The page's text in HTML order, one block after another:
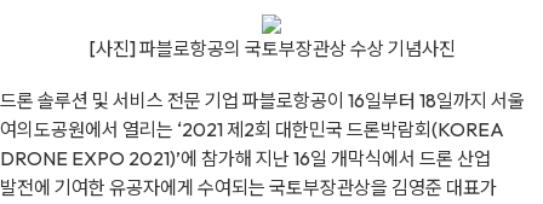
[사진] 파블로항공의 국토부장관상 수상 기념사진
드론 솔루션 및 서비스 전문 기업 파블로항공이 16일부터 18일까지 서울
여의도공원에서 열리는 ‘2021 제2회 대한민국 드론박람회(KOREA
DRONE EXPO 2021)’에 참가해 지난 16일 개막식에서 드론 산업
발전에 기여한 유공자에게 수여되는 국토부장관상을 김영준 대표가